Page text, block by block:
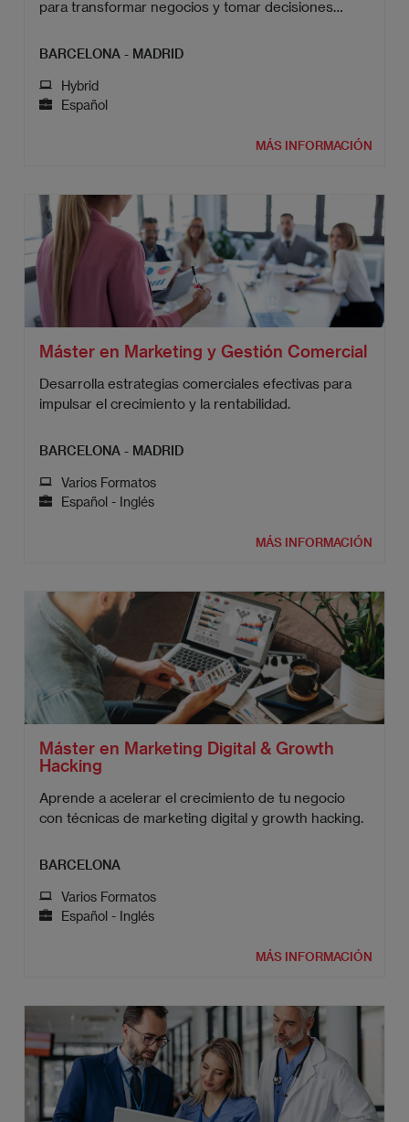
para transformar negocios y tomar decisiones
BARCELONA - MADRID
Hybrid
Español
MÁS INFORMACIÓN
Máster en Marketing y Gestión Comercial
Desarrolla estrategias comerciales efectivas para
impulsar el crecimiento y la rentabilidad.
BARCELONA - MADRID
Varios Formatos
Español - Inglés
MÁS INFORMACIÓN
Máster en Marketing Digital & Growth
Hacking
Aprende a acelerar el crecimiento de tu negocio
con técnicas de marketing digital y growth hacking.
BARCELONA
Varios Formatos
Español - Inglés
MÁS INFORMACIÓN